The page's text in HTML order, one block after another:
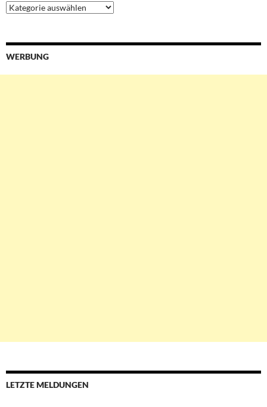
Ressorts
&
WERBUNG
LETZTE MELDUNGEN